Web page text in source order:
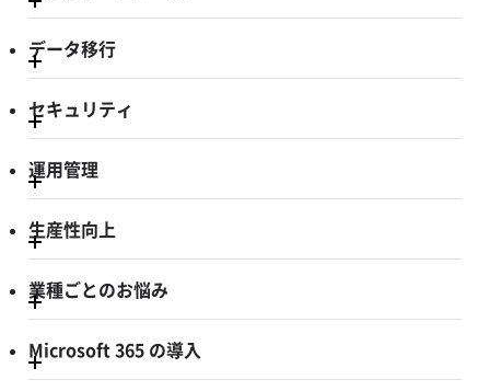
データ移行
セキュリティ
運用管理
生産性向上
業種ごとのお悩み
Microsoft 365 の導入